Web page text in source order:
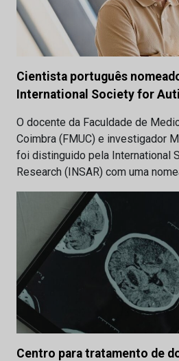
Cientista português
International Society for
O docente da Faculdade de
Coimbra (FMUC) e investigador
foi distinguido pela International
Research (INSAR) com uma
Centro para tratamento de